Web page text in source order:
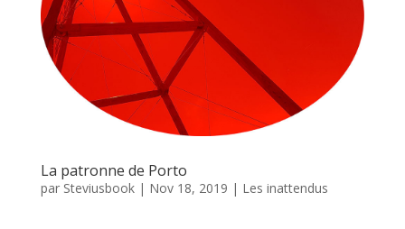
La patronne de Porto
par Steviusbook| Nov 18, 2019 | Les inattendus